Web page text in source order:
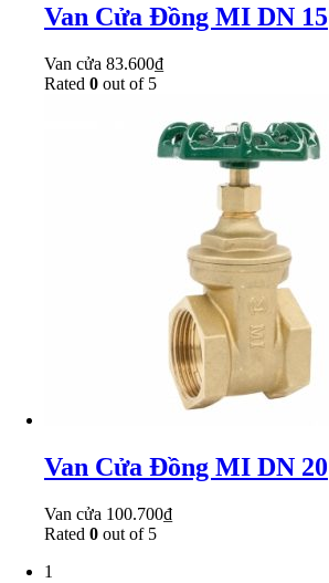
Van Cửa Đồng MI DN 15
Van cửa 83.600₫
Rated 0 out of 5
Van Cửa Đồng MI DN 20
Van cửa 100.700₫
Rated 0 out of 5
1